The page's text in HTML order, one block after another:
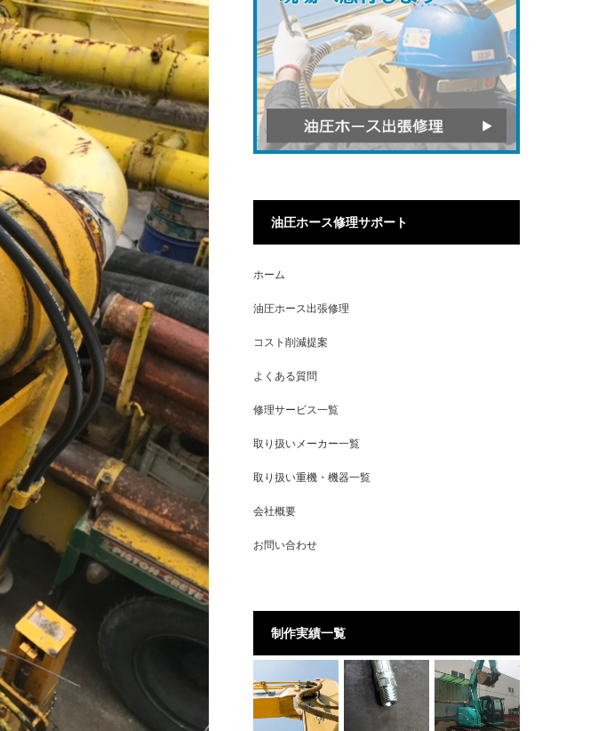
油圧ホース修理サポート
ホーム
油圧ホース出張修理
コスト削減提案
よくある質問
修理サービス一覧
取り扱いメーカー一覧
取り扱い重機・機器一覧
会社概要
お問い合わせ
制作実績一覧